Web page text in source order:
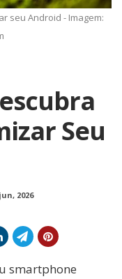
seu Android - Imagem:
Seu
2026
smartphone